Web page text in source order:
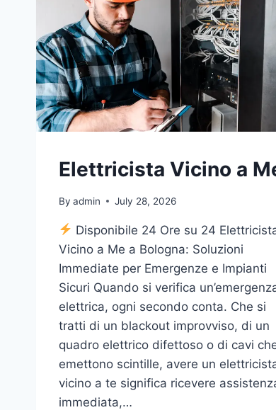
Elettricista Vicino a
By admin July 28, 2026
Disponibile 24 Ore su 24
Vicino a Me a Bologna: Soluzioni
Immediate per Emergenze e Impianti
Sicuri Quando si verifica
elettrica, ogni secondo conta. Che si
tratti di un blackout improvviso, di un
quadro elettrico difettoso o di cavi
emettono scintille, avere un
vicino a te significa ricevere
immediata,…